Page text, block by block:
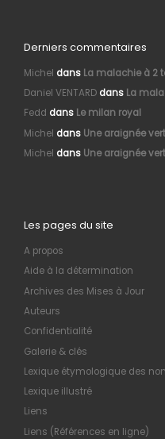
Derniers commentaires
Michel dans La malachie à 2
Daniel VENTARDdans La
Fedd dans Le milan royal
Michel dans Une araignée
Michel dans Une araignée
Les pages du site
A propos
Aide à la détermination
Archives des Mises à Jour
Auteurs
Confidentialité
Galerie & clés
Lexique étymologique des
Lexique illustré
Liens
Liens (Références en ligne)